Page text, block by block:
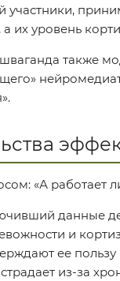
участники,
их уровень
также
«А работает
данные
и
ее
из-за